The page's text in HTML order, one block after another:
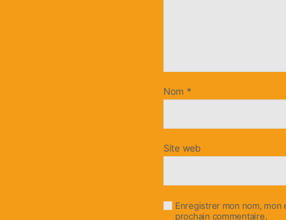
Nom *
Site web
Enregistrer mon nom,
prochain commentaire.